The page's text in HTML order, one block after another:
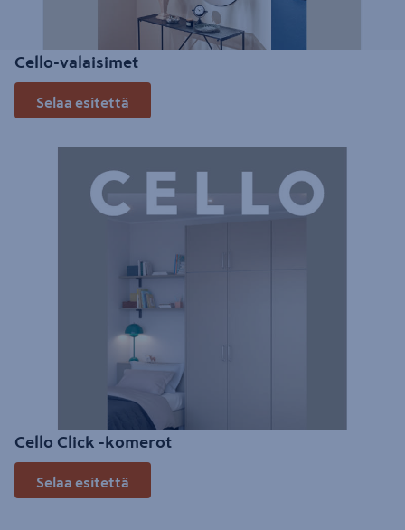
Cello-valaisimet
Selaa esitettä
Cello Click -komerot
Selaa esitettä